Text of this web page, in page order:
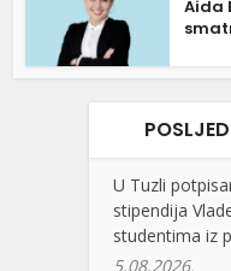
Aida
U Tuzli
stipendija
studentima iz
5.08.2026.